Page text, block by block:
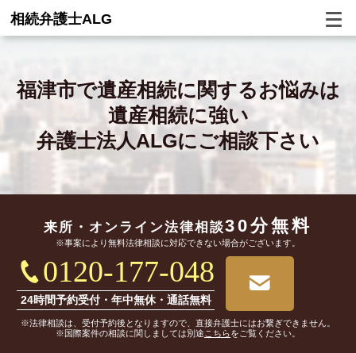
相続弁護士ALG
福津市で遺産相続に関するお悩みは
遺産相続に強い
弁護士法人ALGにご相談下さい
来所・オンライン法律相談30分無料
※事案により無料法律相談に対応できない場合がございます。
0120-177-048
24時間予約受付・年中無休・通話無料
※法律相談は、受付予約後となりますので、直接弁護士にはお繋ぎできません。
※国際案件の相談に関しましては別途 こちらをご覧ください。